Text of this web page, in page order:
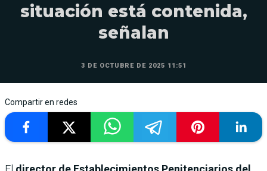
situación está contenida,
señalan
3 DE OCTUBRE DE 2025 11:51
Compartir en redes